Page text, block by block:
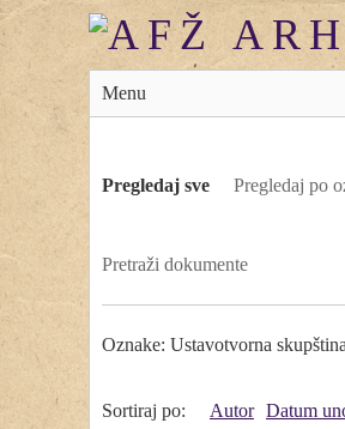
Menu
Pregledaj sve Pregledaj po
Pretraži dokumente
Oznake: Ustavotvorna skupština
Sortiraj po: Autor Datum